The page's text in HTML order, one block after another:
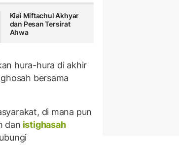
Kiai Miftachul Akhyar
dan Pesan Tersirat
Ahwa
hura-hura di akhir
bersama
di mana pun
dan istighasah